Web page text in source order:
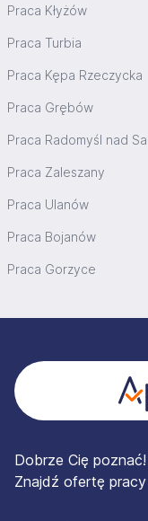
Praca Kłyżów
Praca Turbia
Praca Kępa Rzeczycka
Praca Grębów
Praca Radomyśl nad
Praca Zaleszany
Praca Ulanów
Praca Bojanów
Praca Gorzyce
Dobrze Cię poznać!
Znajdź ofertę pracy